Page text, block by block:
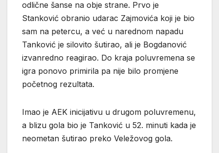
odlične šanse na obje strane. Prvo je
Stanković obranio udarac Zajmovića koji je bio
sam na petercu, a već u narednom napadu
Tanković je silovito šutirao, ali je Bogdanović
izvanredno reagirao. Do kraja poluvremena se
igra ponovo primirila pa nije bilo promjene
početnog rezultata.
Imao je AEK inicijativu u drugom poluvremenu,
a blizu gola bio je Tanković u 52. minuti kada je
neometan šutirao preko Veležovog gola.